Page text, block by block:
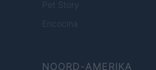
Pet Story
Encocina
NOORD-AMERIKA